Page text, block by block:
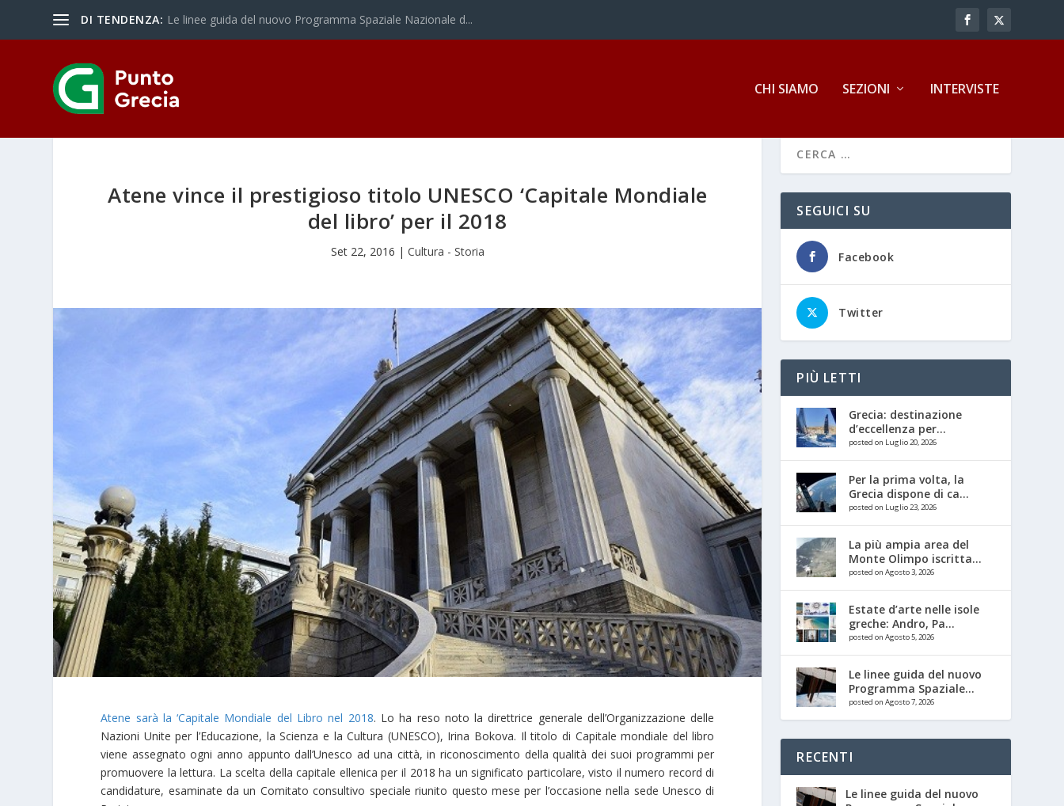
DI TENDENZA: Le linee guida del nuovo Programma Spaziale Nazionale d...
CHI SIAMO SEZIONI INTERVISTE
Atene vince il prestigioso titolo UNESCO ‘Capitale Mondiale
del libro’ per il 2018
Set 22, 2016 | Cultura - Storia
Atene sarà la ‘Capitale Mondiale del Libro nel 2018. Lo ha reso noto la direttrice generale dell’Organizzazione delle
Nazioni Unite per l’Educazione, la Scienza e la Cultura (UNESCO), Irina Bokova. Il titolo di Capitale mondiale del libro
viene assegnato ogni anno appunto dall’Unesco ad una città, in riconoscimento della qualità dei suoi programmi per
promuovere la lettura. La scelta della capitale ellenica per il 2018 ha un significato particolare, visto il numero record di
candidature, esaminate da un Comitato consultivo speciale riunito questo mese per l’occasione nella sede Unesco di
SEGUICI SU
Facebook
Twitter
PIÙ LETTI
Grecia: destinazione
d’eccellenza per...
posted on Luglio 20, 2026
Per la prima volta, la
Grecia dispone di ca...
posted on Luglio 23, 2026
La più ampia area del
Monte Olimpo iscritta...
posted on Agosto 3, 2026
Estate d’arte nelle isole
greche: Andro, Pa...
posted on Agosto 5, 2026
Le linee guida del nuovo
Programma Spaziale...
posted on Agosto 7, 2026
RECENTI
Le linee guida del nuovo